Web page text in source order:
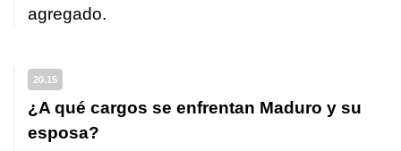
agregado.
20.15
¿A qué cargos se enfrentan Maduro y su
esposa?